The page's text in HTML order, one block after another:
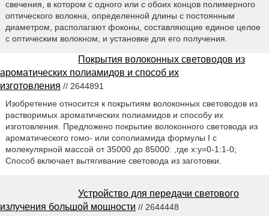
свечения, в котором с одного или с обоих концов полимерного
оптического волокна, определенной длины с постоянным
диаметром, располагают фоконы, составляющие единое целое
с оптическим волокном, и установке для его получения.
Покрытия волоконных световодов из
ароматических полиамидов и способ их
изготовления // 2644891
Изобретение относится к покрытиям волоконных световодов из
растворимых ароматических полиамидов и способу их
изготовления. Предложено покрытие волоконного световода из
ароматического гомо- или сополиамида формулы I с
молекулярной массой от 35000 до 85000: ,где х:у=0-1:1-0;
Способ включает вытягивание световода из заготовки.
Устройство для передачи светового
излучения большой мощности // 2644448